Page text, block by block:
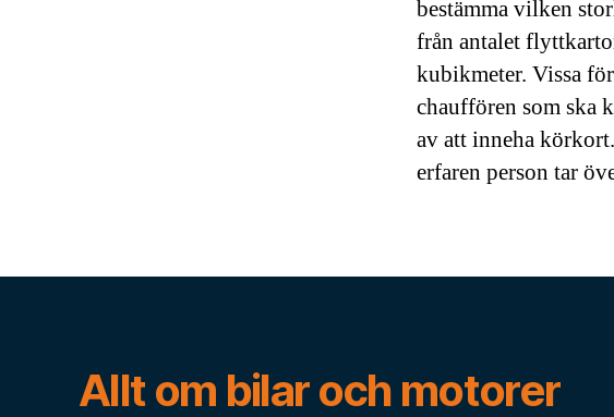
bestämma vilken
från antalet
kubikmeter. Vissa
chauffören som ska
av att inneha
erfaren person tar
Allt om bilar och motorer